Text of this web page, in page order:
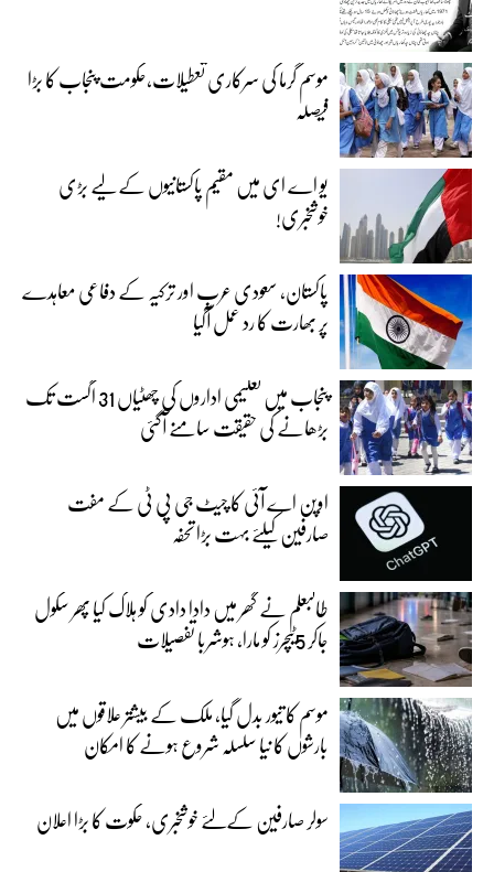
موسم گرما کی سرکاری تعطیلات،حکومت پنجاب کا بڑا
فیصلہ
یو اے ای میں مقیم پاکستانیوں کے لیے بڑی
خوشخبری!
پاکستان، سعودی عرب اور ترکیہ کے دفاعی معاہدے
پر بھارت کا رد عمل آگیا
پنجاب میں تعلیمی اداروں کی چھٹیاں 31 اگست تک
بڑھانے کی حقیقت سامنے آگئی
اوپن اے آئی کا چیٹ جی پی ٹی کے مفت
صارفین کیلئے بہت بڑا تحفہ
طالبعلم نے گھر میں دادا دادی کو ہلاک کیا پھر سکول
جاکر 5ٹیچرز کو مارا، ہوشربا تفصیلات
موسم کا تیور بدل گیا، ملک کے بیشتر علاقوں میں
بارشوں کا نیا سلسلہ شروع ہونے کا امکان
سولر صارفین کےلئے خوشخبری، حکوت کا بڑا اعلان